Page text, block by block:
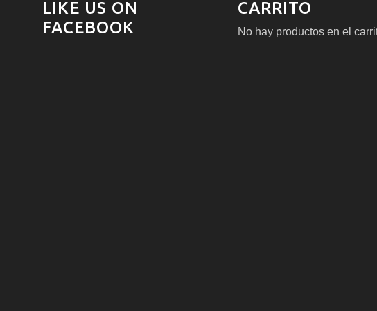
LIKE US ON
FACEBOOK
CARRITO
No hay productos en el